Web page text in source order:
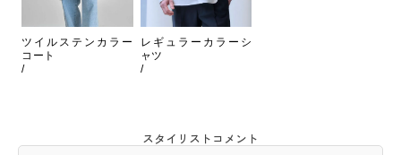
ツイルステンカラー
コート
/
レギュラーカラーシ
ャツ
/
スタイリストコメント